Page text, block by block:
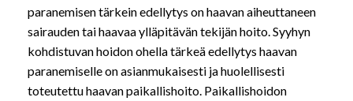
paranemisen tärkein edellytys on haavan aiheuttaneen
sairauden tai haavaa ylläpitävän tekijän hoito. Syyhyn
kohdistuvan hoidon ohella tärkeä edellytys haavan
paranemiselle on asianmukaisesti ja huolellisesti
toteutettu haavan paikallishoito. Paikallishoidon